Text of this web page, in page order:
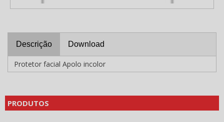
Descrição Download
Protetor facial Apolo incolor
PRODUTOS